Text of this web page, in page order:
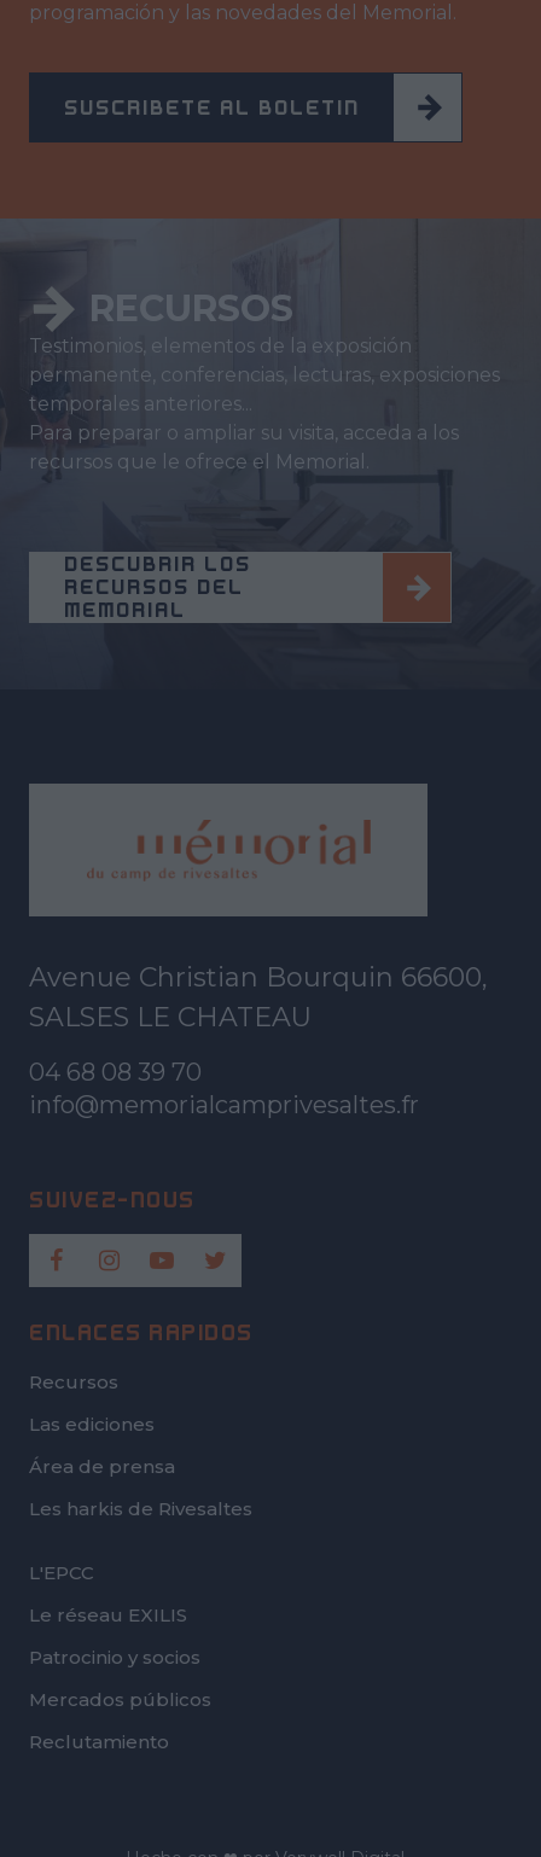
programación y las novedades del Memorial.
SUSCRÍBETE AL BOLETÍN
RECURSOS
Testimonios, elementos de la exposición
permanente, conferencias, lecturas, exposiciones
temporales anteriores...
Para preparar o ampliar su visita, acceda a los
recursos que le ofrece el Memorial.
DESCUBRIR LOS
RECURSOS DEL
MEMORIAL
Avenue Christian Bourquin 66600,
SALSES LE CHATEAU
04 68 08 39 70
info@memorialcamprivesaltes.fr
ENLACES RÁPIDOS
Recursos
Las ediciones
Área de prensa
Les harkis de Rivesaltes
FOOTER
L'EPCC
Le réseau EXILIS
Patrocinio y socios
Mercados públicos
Reclutamiento